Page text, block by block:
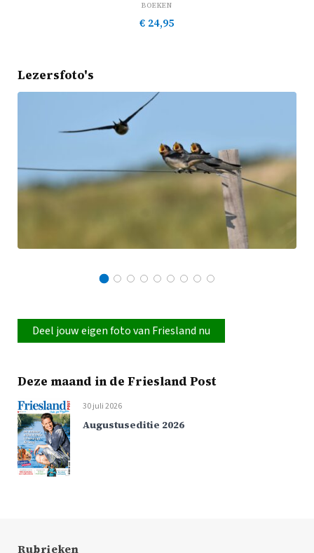
BOEKEN
€ 24,95
Lezersfoto's
Deel jouw eigen foto van Friesland nu
Deze maand in de Friesland Post
30 juli 2026
Augustuseditie 2026
Rubrieken